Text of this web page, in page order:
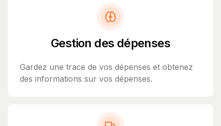
Gestion des dépenses
Gardez une trace de vos dépenses et obtenez
des informations sur vos dépenses.